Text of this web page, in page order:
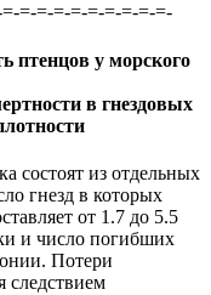
=-=-=-=-=-=-=-=-=-
птенцов у морского
в гнездовых
состоят из отдельных
гнезд в которых
от 1.7 до 5.5
и число погибших
Потери
следствием